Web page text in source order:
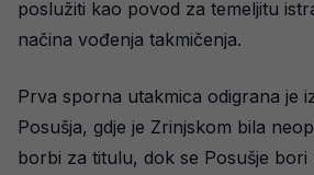
poslužiti kao povod za temeljitu
načina vođenja takmičenja.
Prva sporna utakmica odigrana je
Posušja, gdje je Zrinjskom bila
borbi za titulu, dok se Posušje bori